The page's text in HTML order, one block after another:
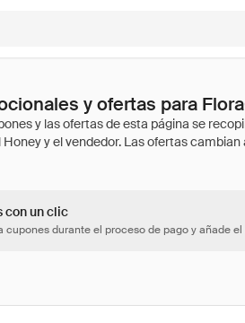
y ofertas para
con un clic
cupones durante el proceso de pago y añade